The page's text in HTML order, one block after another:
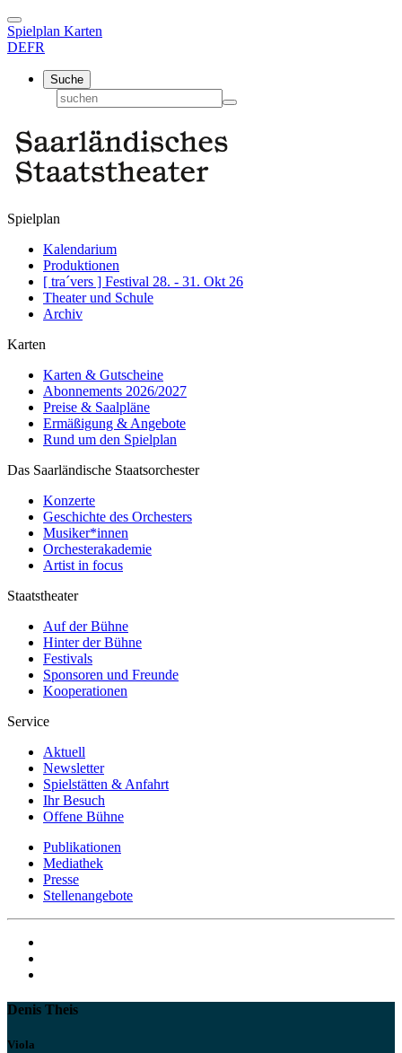
Spielplan Karten
DEFR
Suche
Spielplan
Kalendarium
Produktionen
[ tra´vers ] Festival 28. - 31. Okt 26
Theater und Schule
Archiv
Karten
Karten & Gutscheine
Abonnements 2026/2027
Preise & Saalpläne
Ermäßigung & Angebote
Rund um den Spielplan
Das Saarländische Staatsorchester
Konzerte
Geschichte des Orchesters
Musiker*innen
Orchesterakademie
Artist in focus
Staatstheater
Auf der Bühne
Hinter der Bühne
Festivals
Sponsoren und Freunde
Kooperationen
Service
Aktuell
Newsletter
Spielstätten & Anfahrt
Ihr Besuch
Offene Bühne
Publikationen
Mediathek
Presse
Stellenangebote
Denis Theis
Viola